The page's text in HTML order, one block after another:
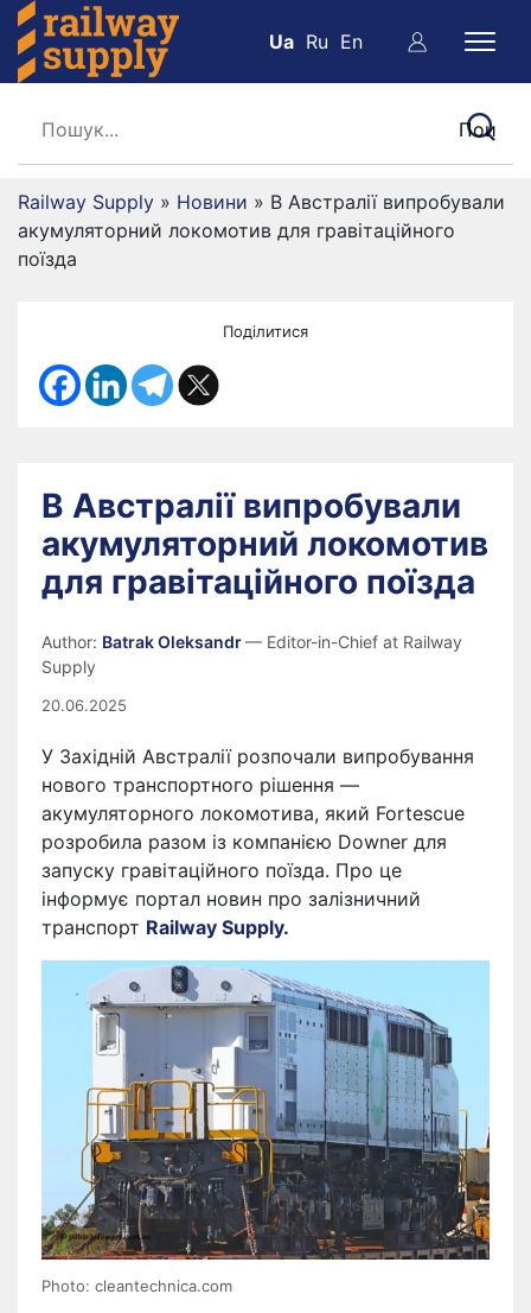
Ua Ru En
Railway Supply » Новини » В Австралії випробували
акумуляторний локомотив для гравітаційного
поїзда
Поділитися
В Австралії випробували
акумуляторний локомотив
для гравітаційного поїзда
Author: Batrak Oleksandr— Editor-in-Chief at Railway
Supply
20.06.2025
У Західній Австралії розпочали випробування
нового транспортного рішення —
акумуляторного локомотива, який Fortescue
розробила разом із компанією Downer для
запуску гравітаційного поїзда. Про це
інформує портал новин про залізничний
транспорт Railway Supply.
Photo: cleantechnica.com